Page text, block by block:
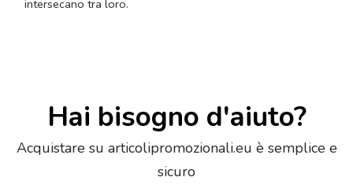
intersecano tra loro.
Hai bisogno d'aiuto?
Acquistare su articolipromozionali.eu è semplice e
sicuro